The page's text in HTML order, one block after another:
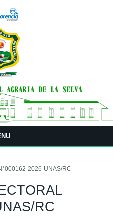
2026-UNAS/RC
RC